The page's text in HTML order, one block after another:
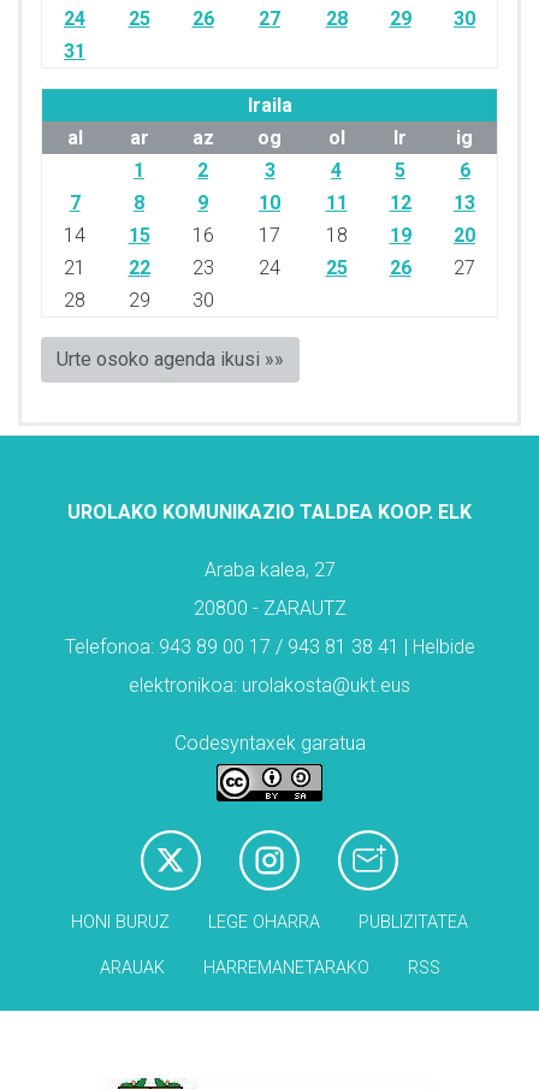
24
25 26 27 28 29
30
31
Iraila
al
ar az og ol lr
ig
1
2 3 4 5
6
7
8 9 10 11 12
13
14
15 16 17 18 19
20
21
22 23 24 25 26
27
28
29 30
Urte osoko agenda ikusi »»
UROLAKO KOMUNIKAZIO TALDEA KOOP. ELK
Araba kalea, 27
20800 - ZARAUTZ
Telefonoa: 943 89 00 17 / 943 81 38 41 | Helbide
elektronikoa: urolakosta@ukt.eus
Codesyntaxek garatua
HONI BURUZ LEGE OHARRA PUBLIZITATEA
ARAUAK HARREMANETARAKO RSS